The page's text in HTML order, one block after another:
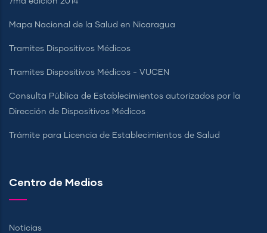
Mapa Nacional de la Salud en Nicaragua
Tramites Dispositivos Médicos
Tramites Dispositivos Médicos - VUCEN
Consulta Pública de Establecimientos autorizados por la
Dirección de Dispositivos Médicos
Trámite para Licencia de Establecimientos de Salud
Centro de Medios
Noticias